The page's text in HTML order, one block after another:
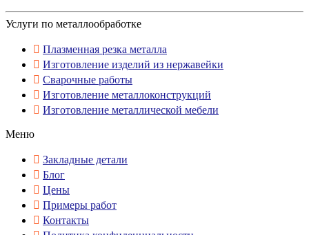
Услуги по металлообработке
Плазменная резка металла
Изготовление изделий из нержавейки
Сварочные работы
Изготовление металлоконструкций
Изготовление металлической мебели
Меню
Закладные детали
Блог
Цены
Примеры работ
Контакты